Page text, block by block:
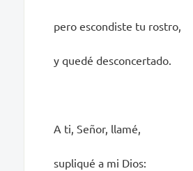
pero escondiste tu rostro,
y quedé desconcertado.
A ti, Señor, llamé,
supliqué a mi Dios: